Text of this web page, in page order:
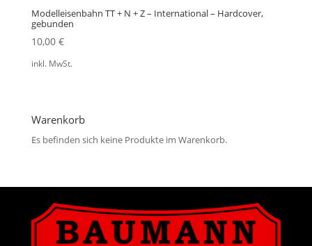
Modelleisenbahn TT + N + Z – International – Hardcover,
gebunden
10,00 €
inkl. MwSt.
Warenkorb
Es befinden sich keine Produkte im Warenkorb.